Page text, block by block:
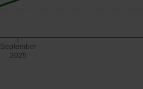
September
2025